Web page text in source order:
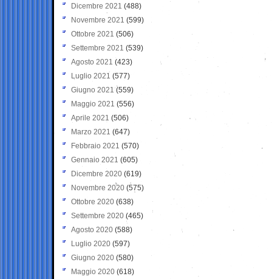
Dicembre 2021 (488)
Novembre 2021 (599)
Ottobre 2021 (506)
Settembre 2021 (539)
Agosto 2021 (423)
Luglio 2021 (577)
Giugno 2021(559)
Maggio 2021 (556)
Aprile 2021 (506)
Marzo 2021 (647)
Febbraio 2021 (570)
Gennaio 2021 (605)
Dicembre 2020 (619)
Novembre 2020 (575)
Ottobre 2020 (638)
Settembre 2020(465)
Agosto 2020 (588)
Luglio 2020 (597)
Giugno 2020 (580)
Maggio 2020 (618)